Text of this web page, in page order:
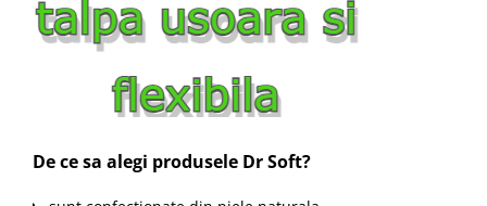
De ce sa alegi produsele Dr Soft?